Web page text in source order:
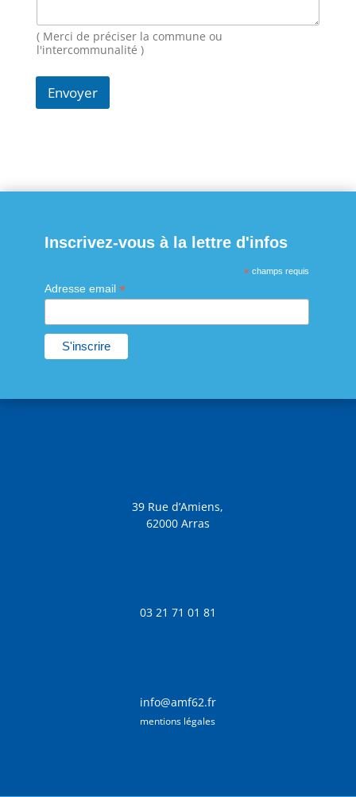
i
l( Merci de préciser la commune ou
l'intercommunalité )
Envoyer
Inscrivez-vous à la lettre d'infos
* champs requis
Adresse email *